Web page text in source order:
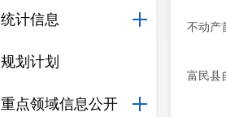
统计信息
规划计划
重点领域信息公开
不动产
富民县